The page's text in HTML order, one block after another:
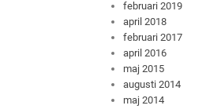
februari 2019
april 2018
februari 2017
april 2016
maj 2015
augusti 2014
maj 2014